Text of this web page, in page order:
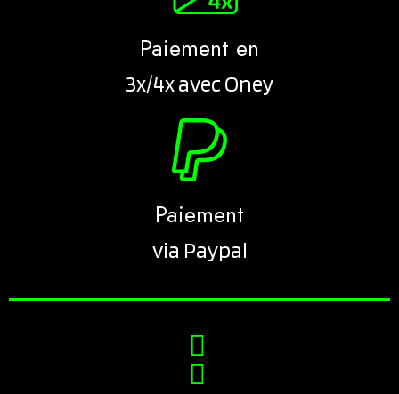
Paiement en
3x/4x avec Oney
Paiement
via Paypal